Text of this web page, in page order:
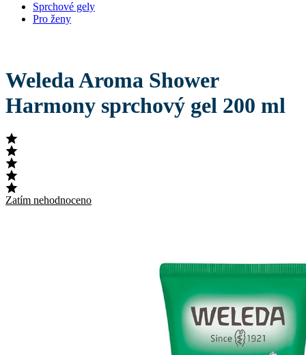
Sprchové gely
Pro ženy
Weleda Aroma Shower
Harmony sprchový gel 200 ml
Zatím nehodnoceno